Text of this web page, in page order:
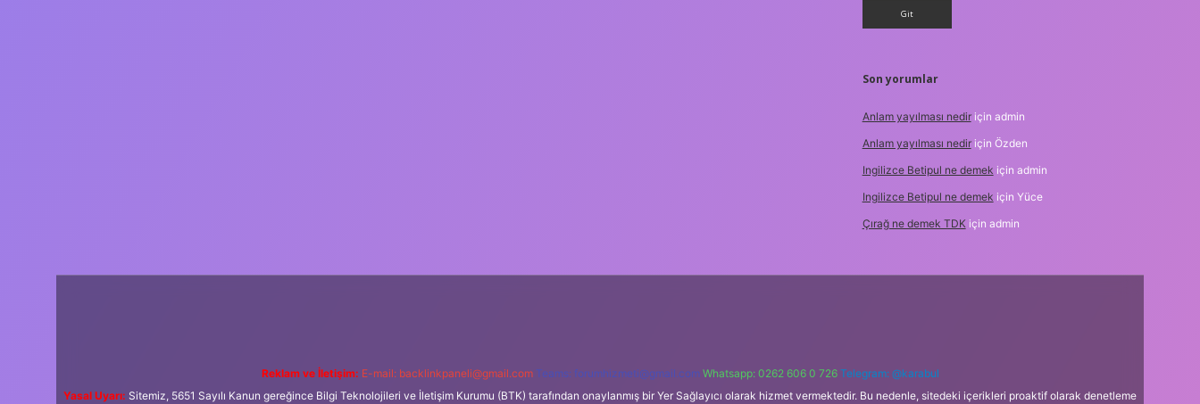
Son yorumlar
Anlam yayılması nediriçin admin
Anlam yayılması nediriçin Özden
Ingilizce Betipul ne demek için admin
Ingilizce Betipul ne demek için Yüce
Çırağ ne demek TDKiçin admin
Reklam ve İletişim: E-mail: backlinkpaneli@gmail.com Teams: forumhizmeti@gmail.com Whatsapp: 0262 606 0 726 Telegram: @karabul
Yasal Uyarı: Sitemiz, 5651 Sayılı Kanun gereğince Bilgi Teknolojileri ve İletişim Kurumu (BTK) tarafından onaylanmış bir Yer Sağlayıcı olarak hizmet vermektedir. Bu nedenle, sitedeki içerikleri proaktif olarak denetleme